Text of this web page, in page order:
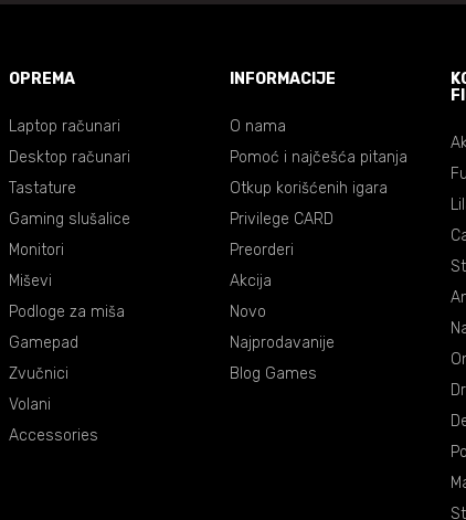
OPREMA
Laptop računari
Desktop računari
Tastature
Gaming slušalice
Monitori
Miševi
Podloge za miša
Gamepad
Zvučnici
Volani
Accessories
INFORMACIJE
O nama
Pomoć i najčešća pitanja
Otkup korišćenih igara
Privilege CARD
Preorderi
Akcija
Novo
Najprodavanije
Blog Games